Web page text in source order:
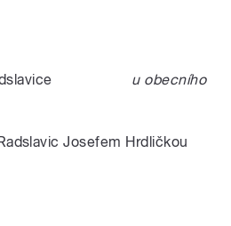
u obecního
Josefem Hrdličkou